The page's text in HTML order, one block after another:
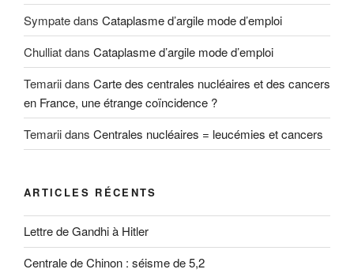
Sympatedans Cataplasme d’argile mode d’emploi
Chulliatdans Cataplasme d’argile mode d’emploi
Temariidans Carte des centrales nucléaires et des cancers
en France, une étrange coïncidence ?
Temariidans Centrales nucléaires = leucémies et cancers
ARTICLES RÉCENTS
Lettre de Gandhi à Hitler
Centrale de Chinon : séisme de 5,2